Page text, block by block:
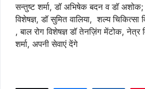
सन्तुष्ट शर्मा, डॉ अभिषेक बदन व डॉ
विशेषज्ञ, डॉ सुमित वालिया, शल्य चिकित्सा
, बाल रोग विशेषज्ञ डॉ तेनज़िंग मेंटोक, नेत्र
शर्मा, अपनी सेवाएं देंगे